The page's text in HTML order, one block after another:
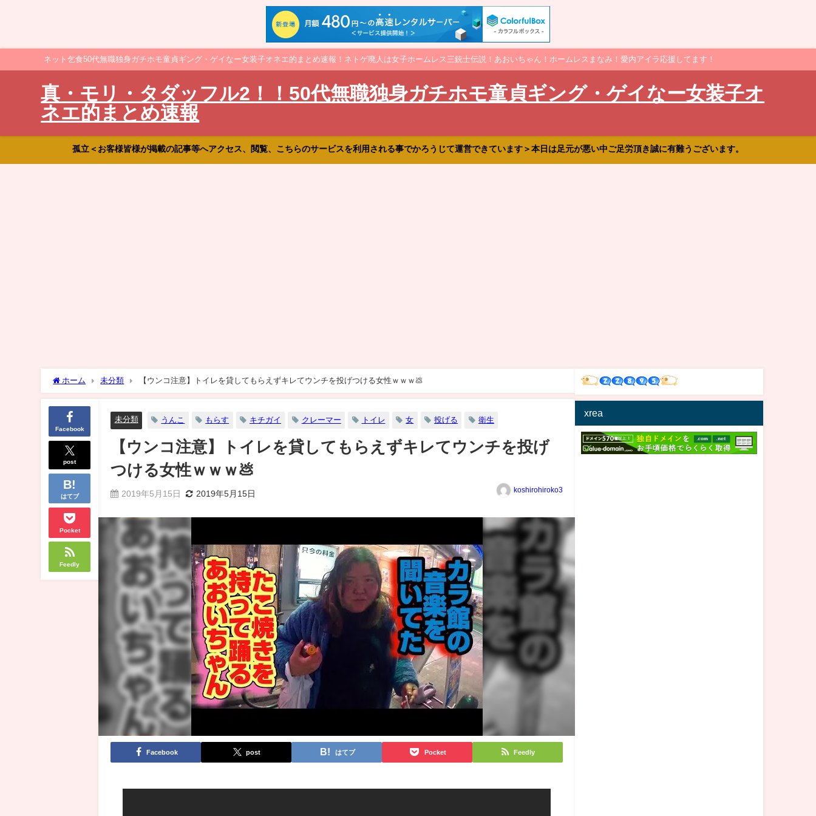
ネット乞食50代無職独身ガチホモ童貞ギング・ゲイなー女装子オネエ的まとめ速報！ネトゲ廃人は女子ホームレス三銃士伝説！あおいちゃん！ホームレスまなみ！愛内アイラ応援してます！
真・モリ・タダッフル2！！50代無職独身ガチホモ童貞ギング・ゲイなー女装子オ
ネエ的まとめ速報
孤立＜お客様皆様が掲載の記事等へアクセス、閲覧、こちらのサービスを利用される事でかろうじて運営できています＞本日は足元が悪い中ご足労頂き誠に有難うございます。
ホーム 未分類 【ウンコ注意】トイレを貸してもらえずキレてウンチを投げつける女性ｗｗｗ💩
Facebook
post
はてブ
Pocket
Feedly
未分類 うんこ もらす キチガイ クレーマー トイレ 女 投げる 衛生
【ウンコ注意】トイレを貸してもらえずキレてウンチを投げ
つける女性ｗｗｗ💩
2019年5月15日 2019年5月15日 koshirohiroko3
Facebook post はてブ Pocket Feedly
xrea